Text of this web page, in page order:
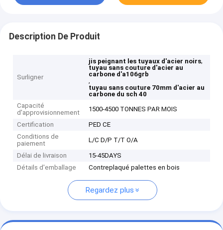
Description De Produit
Surligner
jis peignant les tuyaux d'acier noirs,
tuyau sans couture d'acier au
carbone d'a106grb
,
tuyau sans couture 70mm d'acier au
carbone du sch 40
Capacité
d'approvisionnement
1500-4500 TONNES PAR MOIS
Certification
PED CE
Conditions de
paiement
L/C D/P T/T O/A
Délai de livraison
15-45DAYS
Détails d'emballage
Contreplaqué palettes en bois
Regardez plus